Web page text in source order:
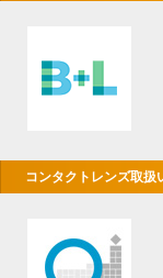
コンタクトレンズ取扱